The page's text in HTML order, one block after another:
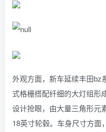
外观方面，新车延续丰田bz
式格栅搭配纤细的大灯组形
设计抢眼，由大量三角形元
18英寸轮毂。车身尺寸方面